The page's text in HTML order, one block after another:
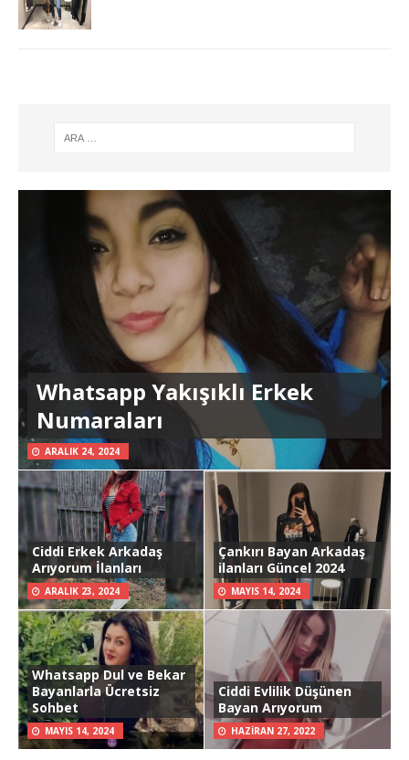
Whatsapp Yakışıklı Erkek
Numaraları
ARALIK 24, 2024
Ciddi Erkek Arkadaş
Arıyorum İlanları
ARALIK 23, 2024
Çankırı Bayan Arkadaş
ilanları Güncel 2024
MAYIS 14, 2024
Whatsapp Dul ve Bekar
Bayanlarla Ücretsiz
Sohbet
MAYIS 14, 2024
Ciddi Evlilik Düşünen
Bayan Arıyorum
HAZIRAN 27, 2022